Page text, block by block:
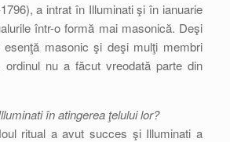
a intrat în Illuminati şi în ianuarie
într-o formă mai masonică. Deşi
masonic şi deşi mulţi membri
ordinul nu a făcut vreodată parte din
în atingerea ţelului lor?
ritual a avut succes şi Illuminati a